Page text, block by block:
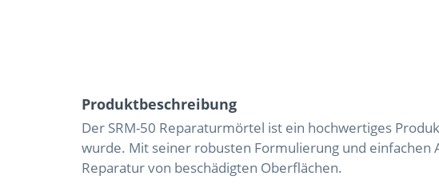
Produktbeschreibung
Der SRM-50 Reparaturmörtel ist ein hochwertiges
wurde. Mit seiner robusten Formulierung und
Reparatur von beschädigten Oberflächen.